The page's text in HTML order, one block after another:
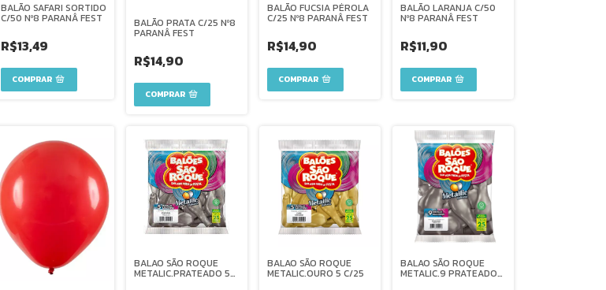
BALÃO SAFARI SORTIDO
C/50 Nº8 PARANÂ FEST
R$13,49
BALÃO PRATA C/25 Nº8
PARANÂ FEST
R$14,90
BALÃO FUCSIA PÉROLA
C/25 Nº8 PARANÂ FEST
R$14,90
BALÃO LARANJA C/50
Nº8 PARANÂ FEST
R$11,90
BALAO SÃO ROQUE
METALIC.PRATEADO 5
BALAO SÃO ROQUE
METALIC.OURO 5 C/25
BALAO SÃO ROQUE
METALIC.9 PRATEADO